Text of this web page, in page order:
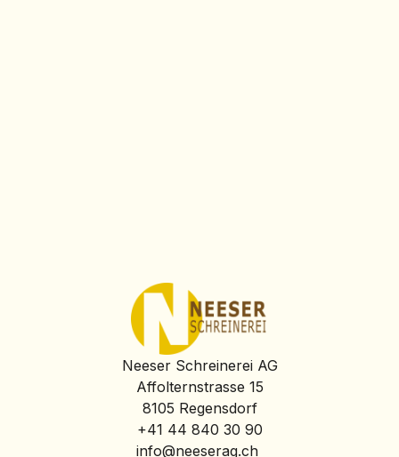
Neeser Schreinerei AG
Affolternstrasse 15
8105 Regensdorf
+41 44 840 30 90
info@neeserag.ch